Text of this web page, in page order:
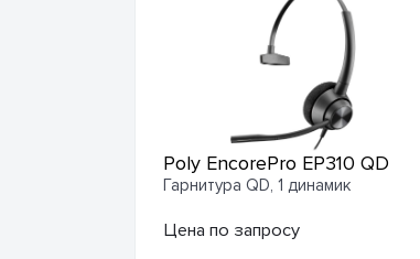
Poly EncorePro EP310 QD
Гарнитура QD, 1 динамик
Цена по запросу